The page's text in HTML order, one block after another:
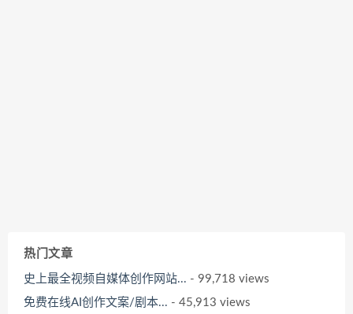
热门文章
史上最全视频自媒体创作网站... - 99,718 views
免费在线AI创作文案/剧本... - 45,913 views